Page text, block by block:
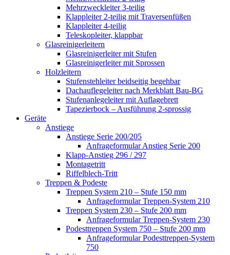
Mehrzweckleiter 3-teilig
Klappleiter 2-teilig mit Traversenfüßen
Klappleiter 4-teilig
Teleskopleiter, klappbar
Glasreinigerleitern
Glasreinigerleiter mit Stufen
Glasreinigerleiter mit Sprossen
Holzleitern
Stufenstehleiter beidseitig begehbar
Dachauflegeleiter nach Merkblatt Bau-BG
Stufenanlegeleiter mit Auflagebrett
Tapezierbock – Ausführung 2-sprossig
Geräte
Anstiege
Anstiege Serie 200/205
Anfrageformular Anstieg Serie 200
Klapp-Anstieg 296 / 297
Montagetritt
Riffelblech-Tritt
Treppen & Podeste
Treppen System 210 – Stufe 150 mm
Anfrageformular Treppen-System 210
Treppen System 230 – Stufe 200 mm
Anfrageformular Treppen-System 230
Podesttreppen System 750 – Stufe 200 mm
Anfrageformular Podesttreppen-System
750